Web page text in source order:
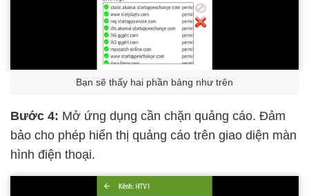
Bạn sẽ thấy hai phần bảng như trên
Bước 4: Mở ứng dụng cần chặn quảng cáo. Đảm
bảo cho phép hiển thị quảng cáo trên giao diện màn
hình điện thoại.